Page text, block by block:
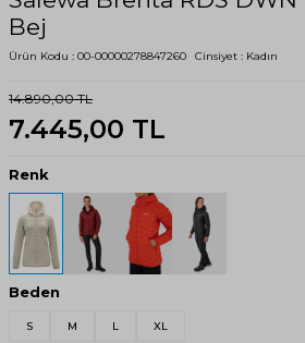
Bej
Ürün Kodu : 00-00000278847260 Cinsiyet : Kadın
14.890,00TL
7.445,00 TL
Renk
Beden
S M L XL